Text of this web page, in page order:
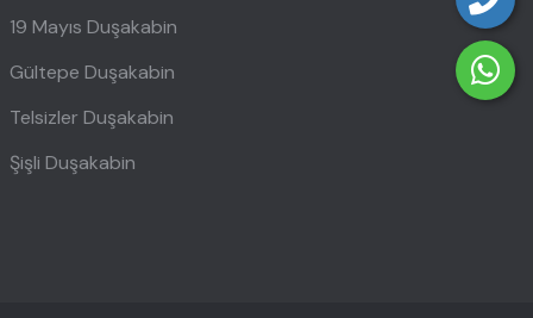
19 Mayıs Duşakabin
Gültepe Duşakabin
Telsizler Duşakabin
Şişli Duşakabin